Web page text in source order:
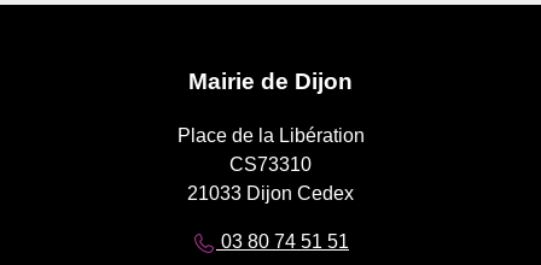
Mairie de Dijon
Place de la Libération
CS73310
21033 Dijon Cedex
03 80 74 51 51